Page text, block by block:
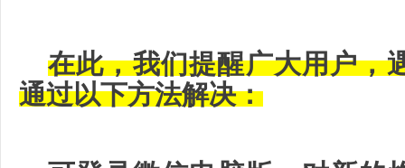
在此，我们提醒广大用户，
通过以下方法解决：